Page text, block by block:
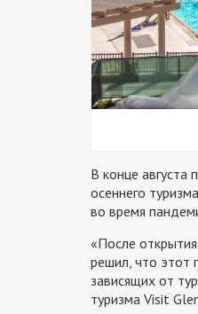
В конце августа
осеннего
во время
«После
решил, что этот
зависящих от
туризма Visit